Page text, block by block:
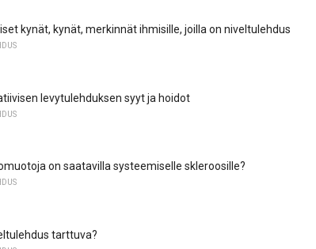
kynät, kynät, merkinnät ihmisille, joilla on niveltulehdus
levytulehduksen syyt ja hoidot
on saatavilla systeemiselle skleroosille?
tarttuva?